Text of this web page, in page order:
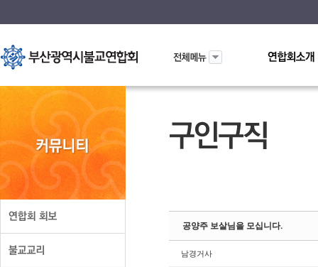
공양주 보살님을 모십니다.
남경거사
Sketchbook5,
Sketchbook5,